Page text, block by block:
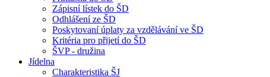
Zápisní lístek do ŠD
Odhlášení ze ŠD
Poskytovaní úplaty za vzdělávání ve ŠD
Kritéria pro přijetí do ŠD
ŠVP - družina
Jídelna
Charakteristika ŠJ